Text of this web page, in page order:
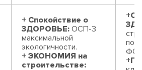
+ Спокойствие о
ЗДОРОВЬЕ: ОСП-3
максимальной
экологичности.
+ ЭКОНОМИЯ на
строительстве: